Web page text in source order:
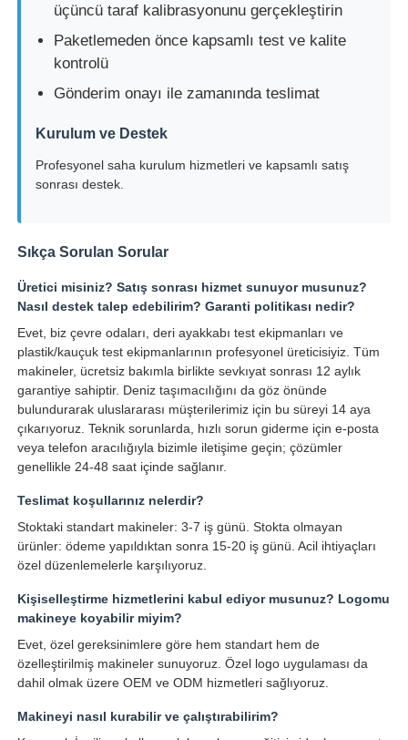
üçüncü taraf kalibrasyonunu gerçekleştirin
Paketlemeden önce kapsamlı test ve kalite
kontrolü
Gönderim onayı ile zamanında teslimat
Kurulum ve Destek
Profesyonel saha kurulum hizmetleri ve kapsamlı satış
sonrası destek.
Sıkça Sorulan Sorular
Üretici misiniz? Satış sonrası hizmet sunuyor musunuz?
Nasıl destek talep edebilirim? Garanti politikası nedir?
Evet, biz çevre odaları, deri ayakkabı test ekipmanları ve
plastik/kauçuk test ekipmanlarının profesyonel üreticisiyiz. Tüm
makineler, ücretsiz bakımla birlikte sevkıyat sonrası 12 aylık
garantiye sahiptir. Deniz taşımacılığını da göz önünde
bulundurarak uluslararası müşterilerimiz için bu süreyi 14 aya
çıkarıyoruz. Teknik sorunlarda, hızlı sorun giderme için e-posta
veya telefon aracılığıyla bizimle iletişime geçin; çözümler
genellikle 24-48 saat içinde sağlanır.
Teslimat koşullarınız nelerdir?
Stoktaki standart makineler: 3-7 iş günü. Stokta olmayan
ürünler: ödeme yapıldıktan sonra 15-20 iş günü. Acil ihtiyaçları
özel düzenlemelerle karşılıyoruz.
Kişiselleştirme hizmetlerini kabul ediyor musunuz? Logomu
makineye koyabilir miyim?
Evet, özel gereksinimlere göre hem standart hem de
özelleştirilmiş makineler sunuyoruz. Özel logo uygulaması da
dahil olmak üzere OEM ve ODM hizmetleri sağlıyoruz.
Makineyi nasıl kurabilir ve çalıştırabilirim?